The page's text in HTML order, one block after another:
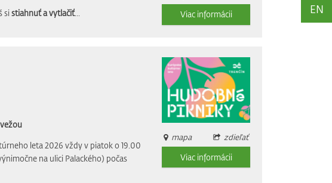
EN
sistiahnuť a vytlačiť...
Viac informácii
leta 2026 vždy v piatok o 19.00
na ulici Palackého) počas
mapa
zdieľať
Viac informácii